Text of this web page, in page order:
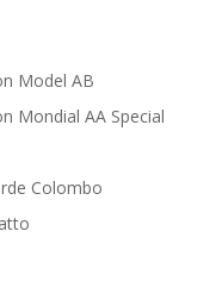
Model AB
Mondial AA Special
Colombo